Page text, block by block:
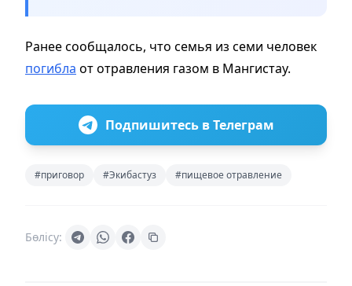
Ранее сообщалось, что семья из семи человек
погибла от отравления газом в Мангистау.
Подпишитесь в Телеграм
#приговор #Экибастуз #пищевое отравление
Бөлісу: